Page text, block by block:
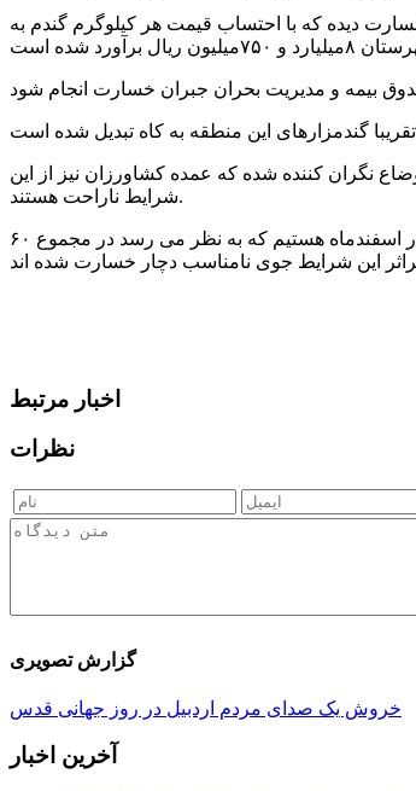
خسارت دیده که با احتساب قیمت هر کیلوگرم گندم به
نگران کننده شده که عمده کشاورزان نیز از این
شرایط ناراحت هستند.
علاوه بر پارس آباد در سایر مناطق استان به ویژه بیله سوار، گرمی، مشگین شهر، نمین و اردبیل نیز شاهد وارد آمدن خسارت براثر سرمازدگی بی سابقه در اسفندماه هستیم که به نظر می رسد در مجموع ۶۰
اخبار مرتبط
نظرات
گزارش تصویری
خروش یک صدای مردم اردبیل در روز جهانی قدس
آخرین اخبار